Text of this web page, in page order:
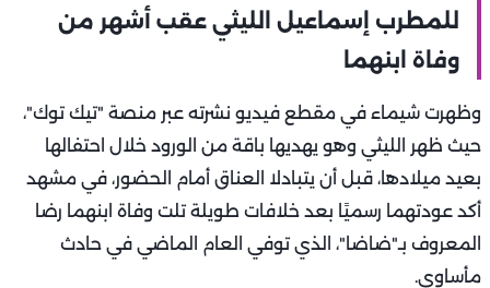
للمطرب إسماعيل الليثي عقب أشهر من
وفاة ابنهما
وظهرت شيماء في مقطع فيديو نشرته عبر منصة "تيك توك"،
حيث ظهر الليثي وهو يهديها باقة من الورود خلال احتفالها
بعيد ميلادها، قبل أن يتبادلا العناق أمام الحضور، في مشهد
أكد عودتهما رسميًا بعد خلافات طويلة تلت وفاة ابنهما رضا
المعروف بـ"ضاضا"، الذي توفي العام الماضي في حادث
مأساوي.